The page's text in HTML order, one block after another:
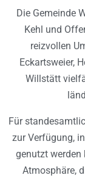
Die Gemeinde
Kehl und
reizvollen
Eckartsweier,
Willstätt
Für
zur Verfügung,
genutzt werden
Atmosphäre,